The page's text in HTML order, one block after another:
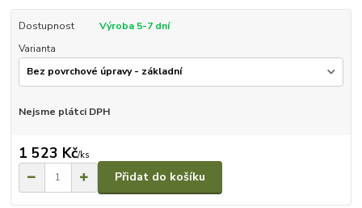
Dostupnost
Výroba 5-7 dní
Varianta
Nejsme plátci DPH
1 523 Kč/ks
Přidat do košíku